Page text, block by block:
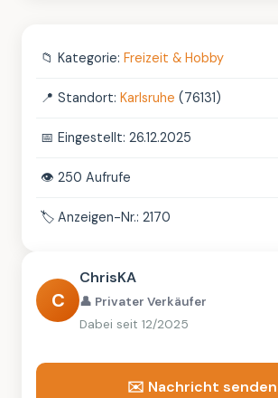
📁 Kategorie: Freizeit & Hobby
📍 Standort: Karlsruhe (76131)
📅 Eingestellt: 26.12.2025
👁️ 250 Aufrufe
🏷️ Anzeigen-Nr.: 2170
C
ChrisKA
👤 Privater Verkäufer
Dabei seit 12/2025
✉️ Nachricht senden